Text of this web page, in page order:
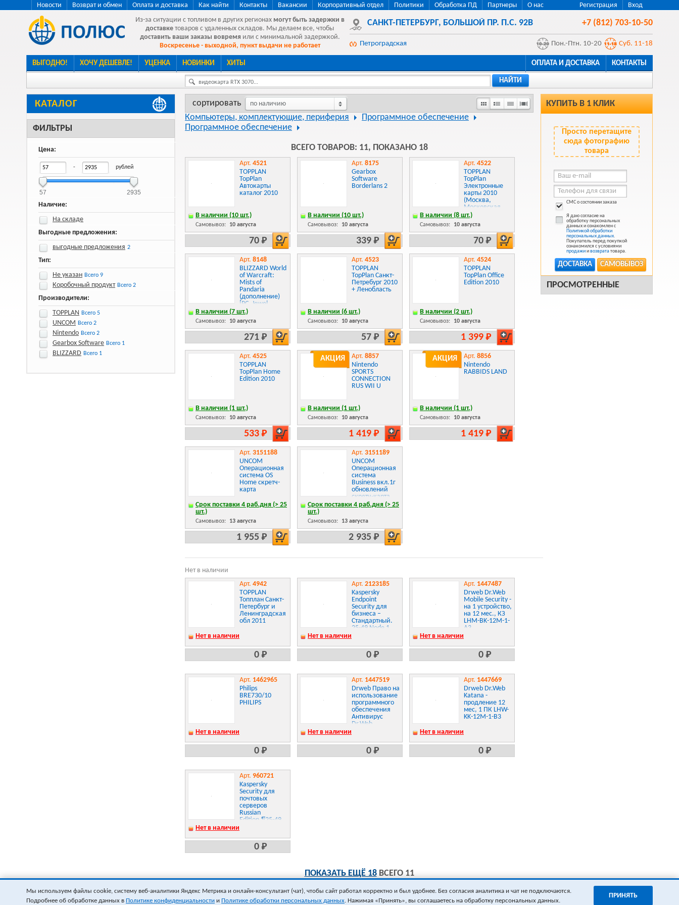
Регистрация Вход
Новости Возврат и обмен Оплата и доставка Как найти Контакты Вакансии Корпоративный отдел Политики Обработка ПД Партнеры
О нас
Из-за ситуации с топливом в других регионах могут быть задержки в
доставке товаров с удаленных складов. Мы делаем все, чтобы
доставить ваши заказы вовремя или с минимальной задержкой.
Воскресенье - выходной, пункт выдачи не работает
САНКТ-ПЕТЕРБУРГ, БОЛЬШОЙ ПР. П.С. 92В +7 (812) 703-10-50
Петроградская Пон.-Птн. 10-20 Суб. 11-18
ВЫГОДНО! ХОЧУ ДЕШЕВЛЕ! УЦЕНКА НОВИНКИ ХИТЫ ОПЛАТА И ДОСТАВКА КОНТАКТЫ
видеокарта RTX 3070... НАЙТИ
КАТАЛОГ
ФИЛЬТРЫ
Цена:
- рублей
57 2935
Наличие:
На складе
Выгодные предложения:
выгодные предложения 2
Тип:
Не указан Всего 9
Коробочный продукт Всего 2
Производители:
TOPPLAN Всего 5
UNCOM Всего 2
Nintendo Всего 2
Gearbox Software Всего 1
BLIZZARD Всего 1
КУПИТЬ В 1 КЛИК
Просто перетащите
сюда фотографию
товара
СМС о состоянии заказа
Я даю согласие на
обработку персональных
данных и ознакомлен с
Политикой обработки
персональных данных.
Покупатель перед покупкой
ознакомился с условиями
продажиивозврататовара.
САМОВЫВОЗ
ДОСТАВКА
ПРОСМОТРЕННЫЕ
сортировать по наличию
Компьютеры, комплектующие, периферия
Программное обеспечение
Программное обеспечение
ВСЕГО ТОВАРОВ: 11, ПОКАЗАНО 18
Арт. 4521
TOPPLAN
TopPlan
Автокарты
каталог 2010
В наличии (10 шт.)
Самовывоз: 10 августа
70 Р
Арт. 8175
Gearbox
Software
Borderlans 2
В наличии (10 шт.)
Самовывоз: 10 августа
339 Р
Арт. 4522
TOPPLAN
TopPlan
Электронные
карты 2010
(Москва,
Московская
обл., Санкт-
Петербург,
Ленобласть,
Россия)
В наличии (8 шт.)
Самовывоз: 10 августа
70 Р
Арт. 8148
BLIZZARD World
of Warcraft:
Mists of
Pandaria
(дополнение)
[PC, Jewel,
русская версия]
В наличии (7 шт.)
Самовывоз: 10 августа
271 Р
Арт. 4523
TOPPLAN
TopPlan Санкт-
Петребург 2010
+ Ленобласть
В наличии (6 шт.)
Самовывоз: 10 августа
57 Р
Арт. 4524
TOPPLAN
TopPlan Office
Edition 2010
В наличии (2 шт.)
Самовывоз: 10 августа
1 399 Р
Арт. 4525
TOPPLAN
TopPlan Home
Edition 2010
В наличии (1 шт.)
Самовывоз: 10 августа
533 Р
АКЦИЯ Арт. 8857
Nintendo
SPORTS
CONNECTION
RUS WII U
В наличии (1 шт.)
Самовывоз: 10 августа
1 419 Р
АКЦИЯ Арт. 8856
Nintendo
RABBIDS LAND
В наличии (1 шт.)
Самовывоз: 10 августа
1 419 Р
Арт. 3151188
UNCOM
Операционная
система OS
Home скретч-
карта
Срок поставки 4 раб.дня (> 25
шт.)
Самовывоз: 13 августа
1 955 Р
Арт. 3151189
UNCOM
Операционная
система
Business вкл.1г
обновлений
скретч-карта
Срок поставки 4 раб.дня (> 25
шт.)
Самовывоз: 13 августа
2 935 Р
Нет в наличии
Арт. 4942
TOPPLAN
Топплан Санкт-
Петербург и
Ленинградская
обл 2011
Нет в наличии
0 Р
Арт. 2123185
Kaspersky
Endpoint
Security для
бизнеса –
Стандартный.
25-49 Node 1
Нет в наличии
0 Р
Арт. 1447487
Drweb Dr.Web
Mobile Security -
на 1 устройство,
на 12 мес., КЗ
LHM-BK-12M-1-
A3
Нет в наличии
0 Р
Арт. 1462965
Philips
BRE730/10
PHILIPS
Нет в наличии
0 Р
Арт. 1447519
Drweb Право на
использование
программного
обеспечения
Антивирус
Dr.Web,
LHW-AK-12M-1-
Нет в наличии
0 Р
Арт. 1447669
Drweb Dr.Web
Katana -
продление 12
мес, 1 ПК LHW-
KK-12M-1-B3
Нет в наличии
0 Р
Арт. 960721
Kaspersky
Security для
почтовых
серверов
Russian
Edition.¶25-49
License, право
на¶использование
(KL4313RAPFR)
Нет в наличии
0 Р
ПОКАЗАТЬ ЕЩЁ 18ВСЕГО 11
Мы используем файлы cookie, систему веб-аналитики Яндекс Метрика и онлайн-консультант (чат), чтобы сайт работал корректно и был удобнее. Без согласия аналитика и чат не подключаются.
Подробнее об обработке данных в Политике конфиденциальности и Политике обработки персональных данных . Нажимая «Принять», вы соглашаетесь на обработку персональных данных.
ПРИНЯТЬ